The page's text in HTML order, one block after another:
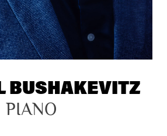
BUSHAKEVITZ
PIANO